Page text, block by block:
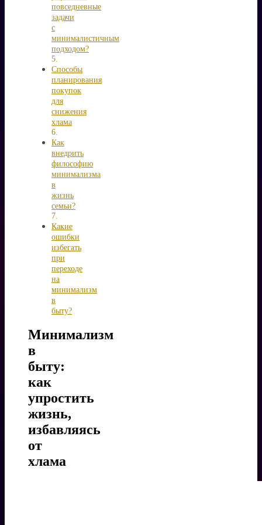
повседневные
задачи
с
минималистичным
подходом?
Способы
планирования
покупок
для
снижения
хлама
Как
внедрить
философию
минимализма
в
жизнь
семьи?
Какие
ошибки
избегать
при
переходе
на
минимализм
в
быту?
Минимализм
в
быту:
как
упростить
жизнь,
избавляясь
от
хлама